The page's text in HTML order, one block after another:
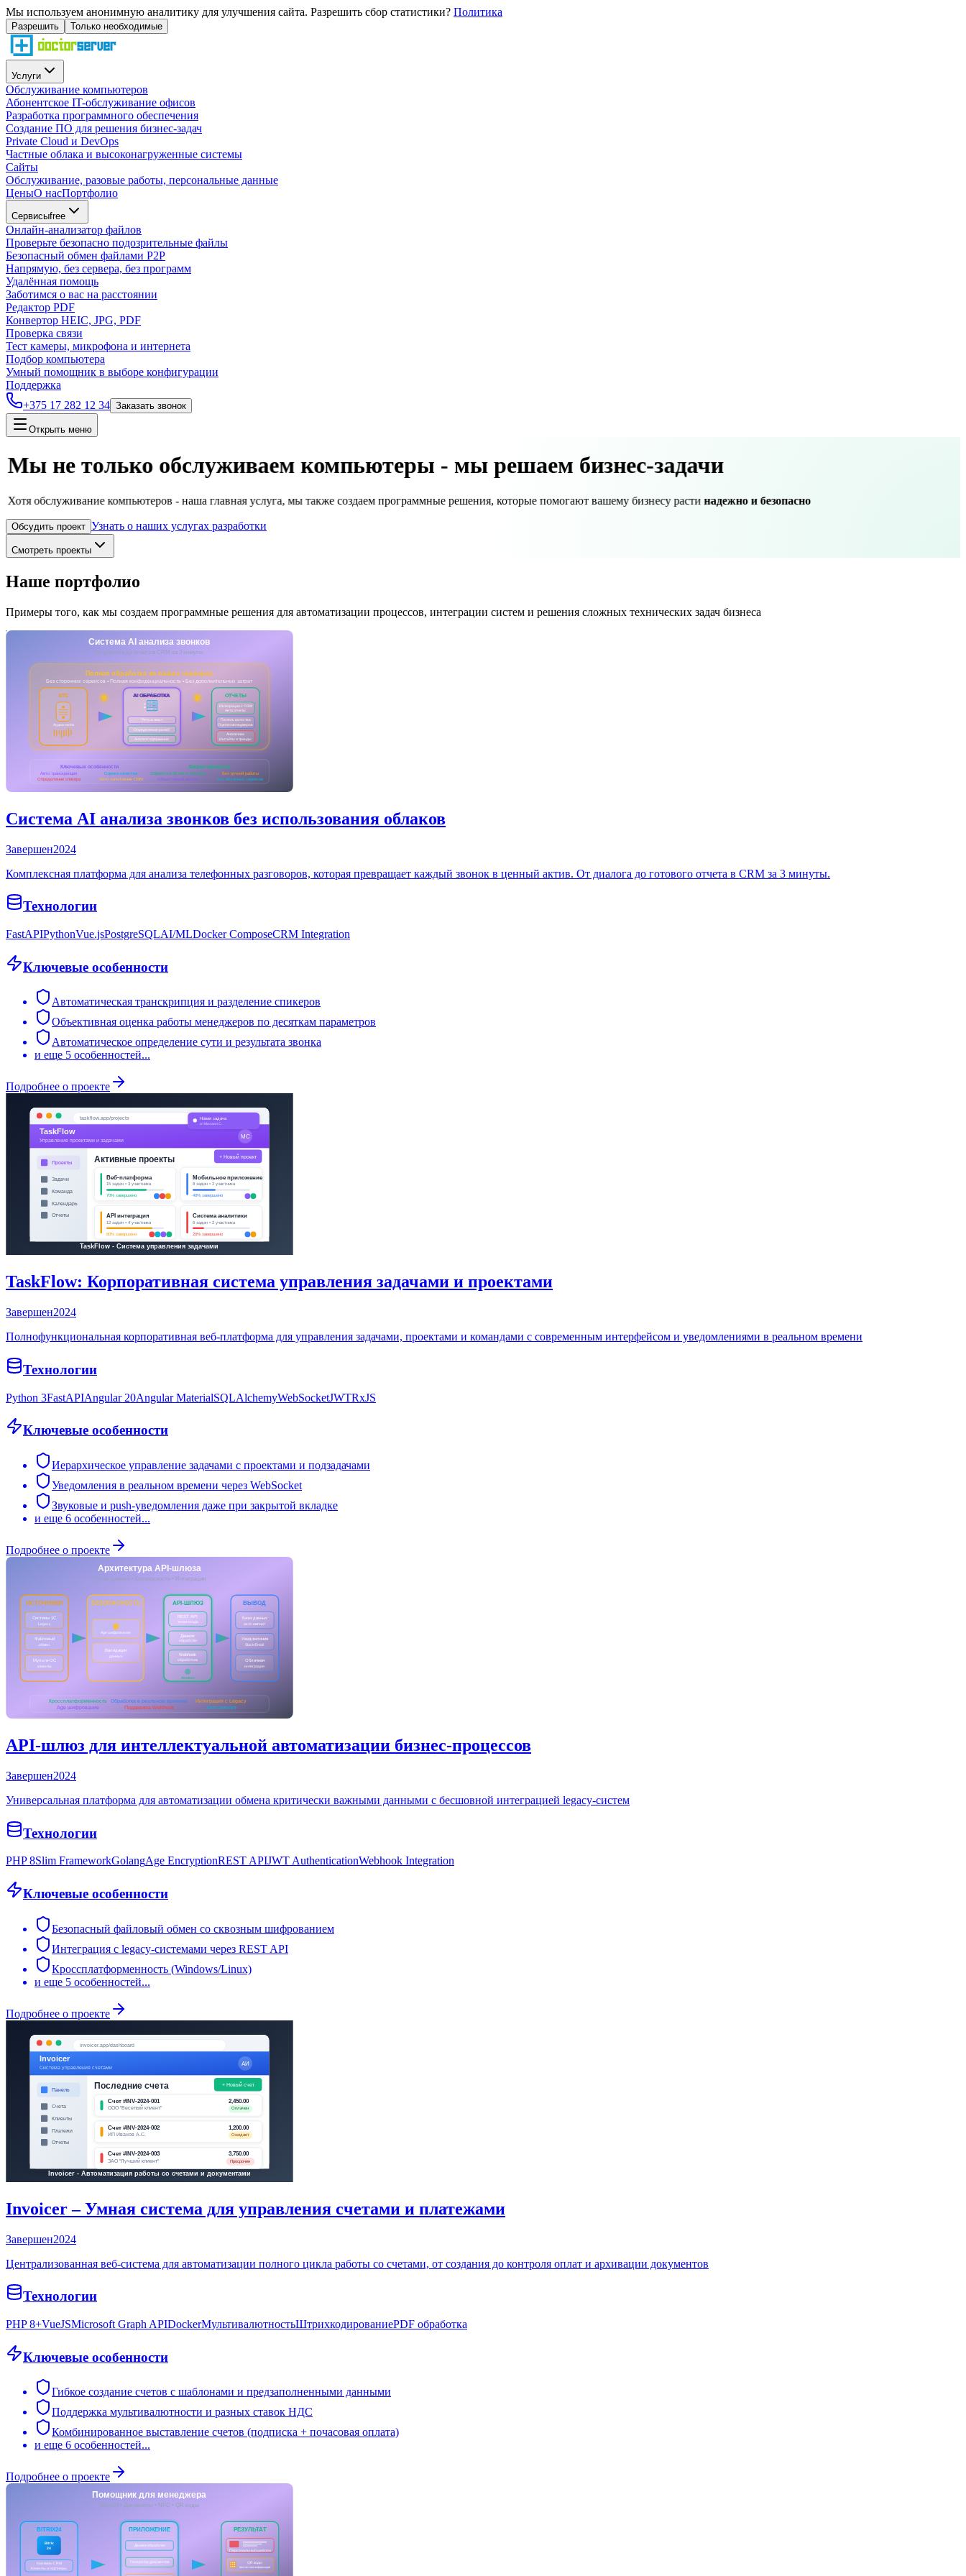
Мы используем анонимную аналитику для улучшения сайта. Разрешить сбор статистики? Политика
Разрешить Только необходимые
Услуги
Обслуживание компьютеров
Абонентское IT-обслуживание офисов
Разработка программного обеспечения
Создание ПО для решения бизнес-задач
Private Cloud и DevOps
Частные облака и высоконагруженные системы
Сайты
Обслуживание, разовые работы, персональные данные
ЦеныО насПортфолио
Сервисыfree
Онлайн-анализатор файлов
Проверьте безопасно подозрительные файлы
Безопасный обмен файлами P2P
Напрямую, без сервера, без программ
Удалённая помощь
Заботимся о вас на расстоянии
Редактор PDF
Конвертор HEIC, JPG, PDF
Проверка связи
Тест камеры, микрофона и интернета
Подбор компьютера
Умный помощник в выборе конфигурации
Поддержка
+375 17 282 12 34 Заказать звонок
Открыть меню
Мы не только обслуживаем компьютеры - мы решаем бизнес-задачи
Хотя обслуживание компьютеров - наша главная услуга, мы также создаем программные решения, которые помогают вашему бизнесу растинадежно и безопасно
Обсудить проект Узнать о наших услугах разработки
Смотреть проекты
Наше портфолио
Примеры того, как мы создаем программные решения для автоматизации процессов, интеграции систем и решения сложных технических задач бизнеса
Система AI анализа звонков без использования облаков
Завершен2024
Комплексная платформа для анализа телефонных разговоров, которая превращает каждый звонок в ценный актив. От диалога до готового отчета в CRM за 3 минуты.
Технологии
FastAPIPythonVue.jsPostgreSQLAI/MLDocker ComposeCRM Integration
Ключевые особенности
Автоматическая транскрипция и разделение спикеров
Объективная оценка работы менеджеров по десяткам параметров
Автоматическое определение сути и результата звонка
и еще 5 особенностей...
Подробнее о проекте
TaskFlow: Корпоративная система управления задачами и проектами
Завершен2024
Полнофункциональная корпоративная веб-платформа для управления задачами, проектами и командами с современным интерфейсом и уведомлениями в реальном времени
Технологии
Python 3FastAPIAngular 20Angular MaterialSQLAlchemyWebSocketJWTRxJS
Ключевые особенности
Иерархическое управление задачами с проектами и подзадачами
Уведомления в реальном времени через WebSocket
Звуковые и push-уведомления даже при закрытой вкладке
и еще 6 особенностей...
Подробнее о проекте
API-шлюз для интеллектуальной автоматизации бизнес-процессов
Завершен2024
Универсальная платформа для автоматизации обмена критически важными данными с бесшовной интеграцией legacy-систем
Технологии
PHP 8Slim FrameworkGolangAge EncryptionREST APIJWT AuthenticationWebhook Integration
Ключевые особенности
Безопасный файловый обмен со сквозным шифрованием
Интеграция с legacy-системами через REST API
Кроссплатформенность (Windows/Linux)
и еще 5 особенностей...
Подробнее о проекте
Invoicer – Умная система для управления счетами и платежами
Завершен2024
Централизованная веб-система для автоматизации полного цикла работы со счетами, от создания до контроля оплат и архивации документов
Технологии
PHP 8+VueJSMicrosoft Graph APIDockerМультивалютностьШтрихкодированиеPDF обработка
Ключевые особенности
Гибкое создание счетов с шаблонами и предзаполненными данными
Поддержка мультивалютности и разных ставок НДС
Комбинированное выставление счетов (подписка + почасовая оплата)
и еще 6 особенностей...
Подробнее о проекте